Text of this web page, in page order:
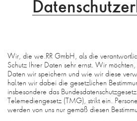
PHILOSOPHIE
CONTACT
Wir, die we.RR GmbH, als die
Schutz Ihrer Daten sehr ernst. Wir
Daten wir speichern und wie wir diese
halten wir dabei die gesetzlichen
insbesondere das
Telemediengesetz (TMG), strikt ein.
werden von uns nur gemäß diesen